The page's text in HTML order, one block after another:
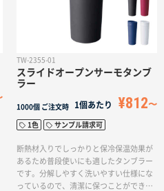
TW-2355-01
スライドオープンサーモタンブ
ラー
1000個 ご注文時 1個あたり ¥812
1色 サンプル請求可
断熱材入りでしっかりと保冷保温効果が
あるため普段使いにも適したタンブラー
です。分解しやすく洗いやすい仕様にな
っているので、清潔に保つことができま